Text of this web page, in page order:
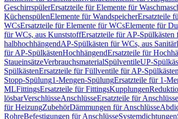
GeschirrspülerErsatzteile für Elemente für
KüchenspülenElemente für WandspeicherErsatzteile
WCsErsatzteile für Elemente für WCsElemente für
für WCs, aus KunststoffErsatzteile für AP-
halbhochhängendAP-Spülkästen für WCs, aus
für AP-SpülkästenHochhängendErsatzteile für
StaueinsätzeVerbrauchsmaterialSpülventileUP-
SpülkästenErsatzteile für Füllventile für AP-Spülkästen
Stopp-Spülung1-Mengen-SpülungErsatzteile für 1-
MLFittingsErsatzteile für FittingsKupplungen
lösbarVerschlüsseAnschlüsseErsatzteile für Anschlüsse
für HeizungZubehörDämmungen für Anschlüsse
RohreBefestigungen für AnschlüsseSystemdichtungen